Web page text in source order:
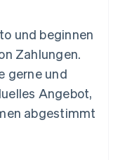
und beginnen
Zahlungen.
gerne und
Angebot,
abgestimmt